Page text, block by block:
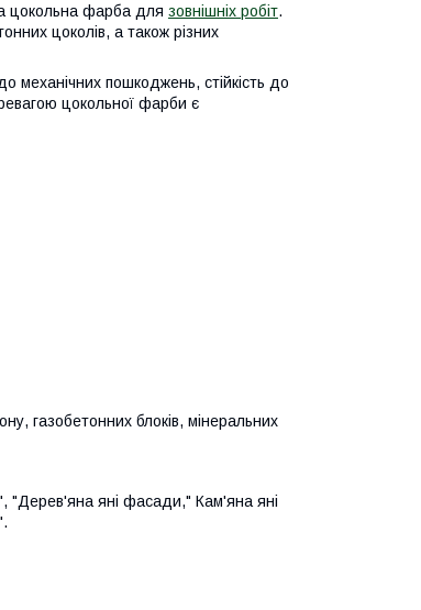
цокольна фарба для зовнішніх робіт.
цоколів, а також різних
механічних пошкоджень, стійкість до
цокольної фарби є
газобетонних блоків, мінеральних
"Дерев'яна яні фасади," Кам'яна яні